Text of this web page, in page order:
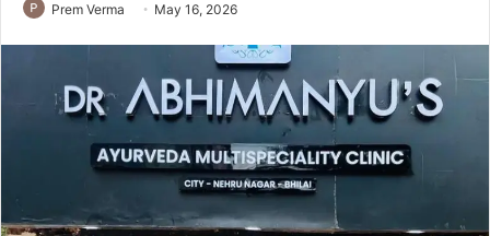
Prem Verma May 16, 2026